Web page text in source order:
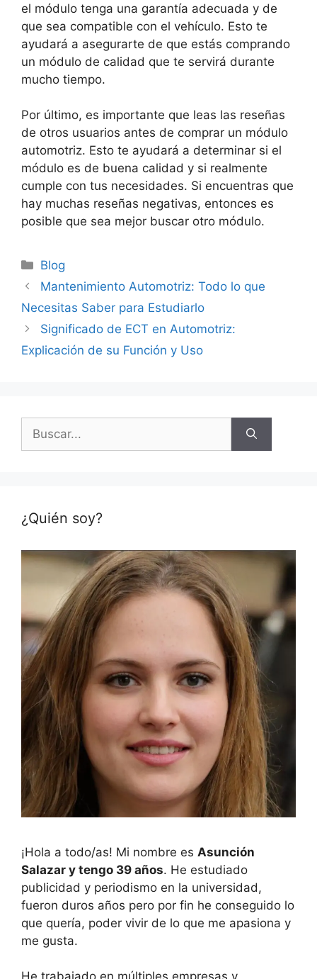
el módulo tenga una garantía adecuada y de
que sea compatible con el vehículo. Esto te
ayudará a asegurarte de que estás comprando
un módulo de calidad que te servirá durante
mucho tiempo.
Por último, es importante que leas las reseñas
de otros usuarios antes de comprar un módulo
automotriz. Esto te ayudará a determinar si el
módulo es de buena calidad y si realmente
cumple con tus necesidades. Si encuentras que
hay muchas reseñas negativas, entonces es
posible que sea mejor buscar otro módulo.
Categorías
Blog
Mantenimiento Automotriz: Todo lo que
Necesitas Saber para Estudiarlo
Significado de ECT en Automotriz:
Explicación de su Función y Uso
Buscar:
¿Quién soy?
¡Hola a todo/as! Mi nombre es Asunción
Salazar y tengo 39 años. He estudiado
publicidad y periodismo en la universidad,
fueron duros años pero por fin he conseguido lo
que quería, poder vivir de lo que me apasiona y
me gusta.